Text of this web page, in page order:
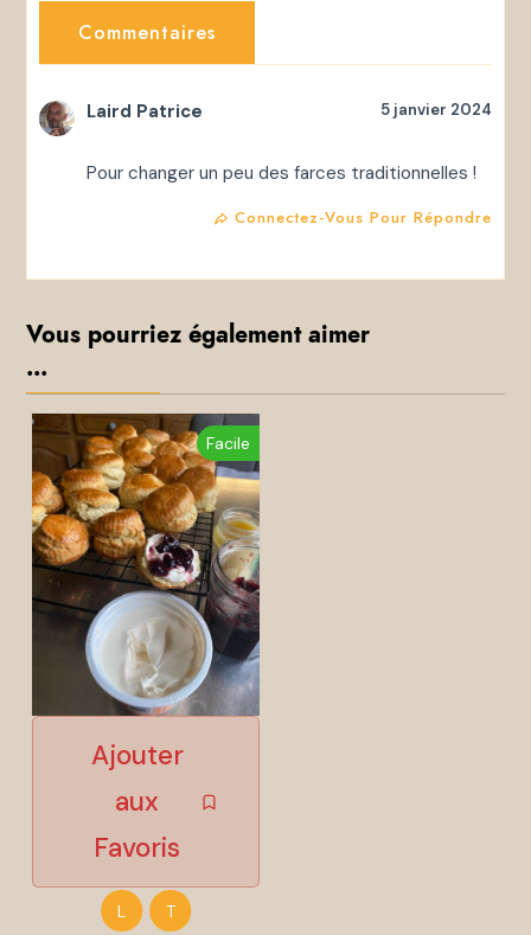
Commentaires
Laird Patrice 5 janvier 2024
Pour changer un peu des farces traditionnelles !
Connectez-Vous Pour Répondre
Vous pourriez également aimer
...
Facile
L T